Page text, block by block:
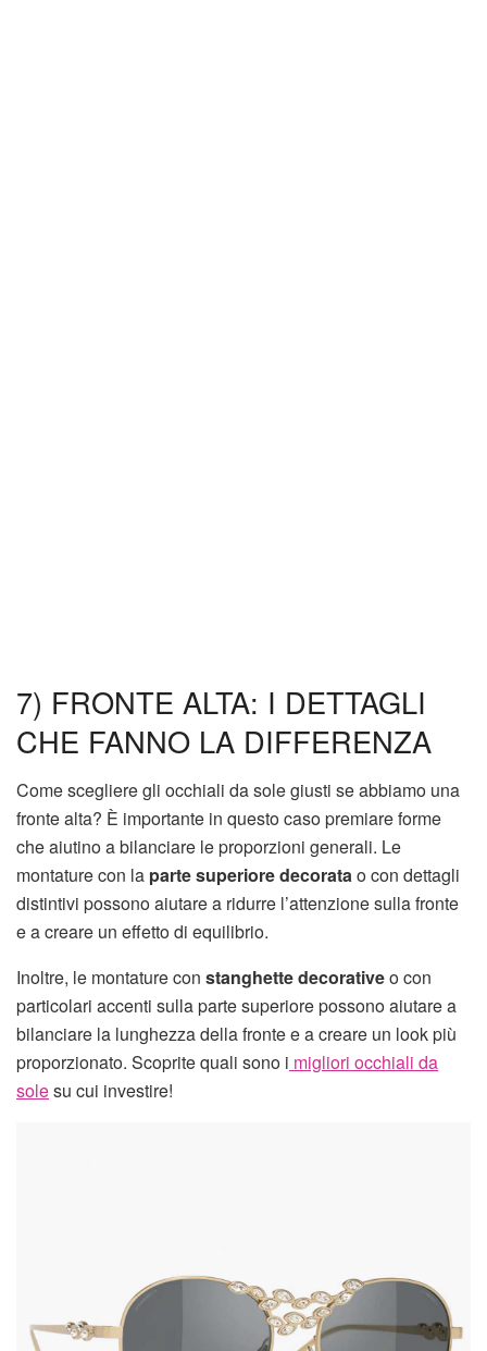
7) FRONTE ALTA: I DETTAGLI
CHE FANNO LA DIFFERENZA
Come scegliere gli occhiali da sole giusti se abbiamo una
fronte alta? È importante in questo caso premiare forme
che aiutino a bilanciare le proporzioni generali. Le
montature con la parte superiore decoratao con dettagli
distintivi possono aiutare a ridurre l’attenzione sulla fronte
e a creare un effetto di equilibrio.
Inoltre, le montature con stanghette decorativeo con
particolari accenti sulla parte superiore possono aiutare a
bilanciare la lunghezza della fronte e a creare un look più
proporzionato. Scoprite quali sono i migliori occhiali da
solesu cui investire!